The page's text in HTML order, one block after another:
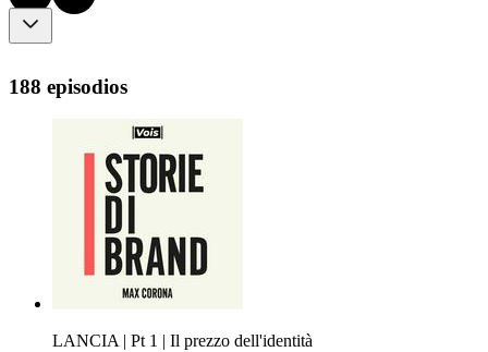
188 episodios
LANCIA | Pt 1 | Il prezzo dell'identità